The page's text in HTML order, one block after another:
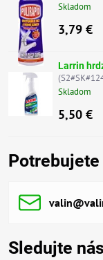
Skladom
3,79 €
Larrin
Skladom
5,50 €
Sledujte nás